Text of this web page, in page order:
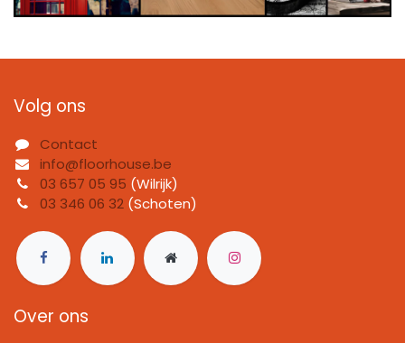
Volg ons
Contact
info@floorhouse.be
03 657 05 95 (Wilrijk)
03 346 06 32 (Schoten)
Over ons